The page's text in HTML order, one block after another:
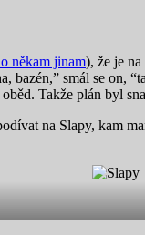
někam jinam), že je
bazén,” smál se
Takže plán byl
na Slapy, kam